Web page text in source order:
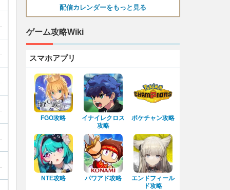
配信カレンダーをもっと見る
ゲーム攻略Wiki
スマホアプリ
FGO攻略
イナイレクロス
攻略
ポケチャン攻略
NTE攻略 パワアド攻略
エンドフィール
ド攻略